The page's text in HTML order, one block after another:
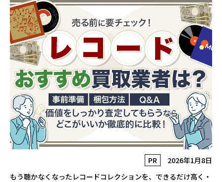
PR
2026年1月8日
もう聴かなくなったレコードコレクションを、できるだけ高く・